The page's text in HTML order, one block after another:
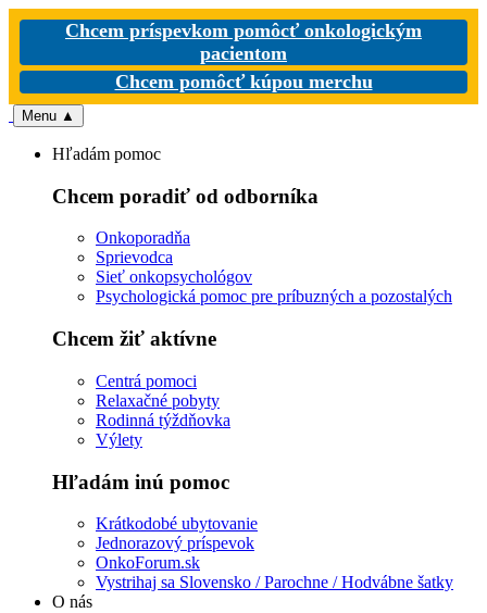
Chcem príspevkom pomôcť onkologickým
pacientom
Chcem pomôcť kúpou merchu
Menu ▲
Hľadám pomoc
Chcem poradiť od odborníka
Onkoporadňa
Sprievodca
Sieť onkopsychológov
Psychologická pomoc pre príbuzných a pozostalých
Chcem žiť aktívne
Centrá pomoci
Relaxačné pobyty
Rodinná týždňovka
Výlety
Hľadám inú pomoc
Krátkodobé ubytovanie
Jednorazový príspevok
OnkoForum.sk
Vystrihaj sa Slovensko / Parochne / Hodvábne šatky
O nás